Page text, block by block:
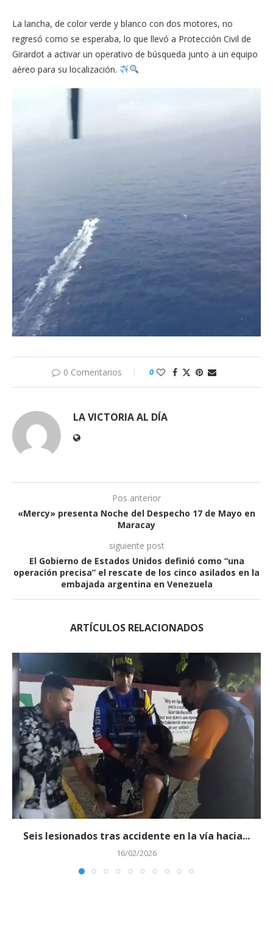
La lancha, de color verde y blanco con dos motores, no
regresó como se esperaba, lo que llevó a Protección Civil de
Girardot a activar un operativo de búsqueda junto a un equipo
aéreo para su localización.
0 Comentarios 0
LA VICTORIA AL DÍA
Pos anterior
«Mercy» presenta Noche del Despecho 17 de Mayo en
Maracay
siguiente post
El Gobierno de Estados Unidos definió como “una
operación precisa” el rescate de los cinco asilados en la
embajada argentina en Venezuela
ARTÍCULOS RELACIONADOS
Seis lesionados tras accidente en la vía hacia...
16/02/2026